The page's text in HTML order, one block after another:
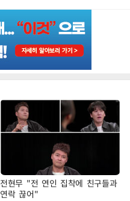
전현무 "전 연인 집착에 친구들과
연락 끊어"